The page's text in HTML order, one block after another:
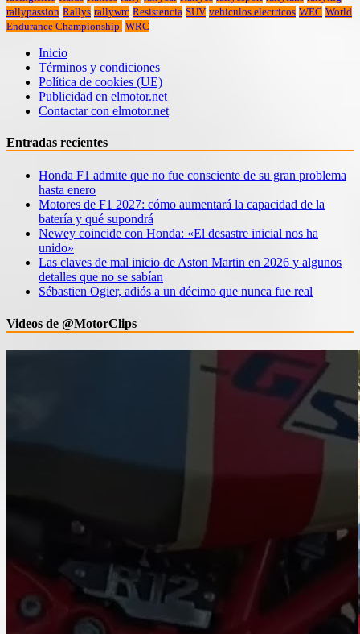
rallypassion Rallys rallywrc Resistencia SUV vehiculos electricos WEC World
Endurance Championship. WRC
Inicio
Términos y condiciones
Política de cookies (UE)
Publicidad en elmotor.net
Contactar con elmotor.net
Entradas recientes
Honda F1 admite que no fue consciente de su gran problema
hasta enero
Motores de F1 2027: cómo aumentará la capacidad de la
batería y qué supondrá
Newey coincide con Honda: «El desastre inicial nos ha
unido»
Las claves de mal inicio de Aston Martin en 2026 y algunos
detalles que no se sabían
Sébastien Ogier, adiós a un décimo que nunca fue real
Videos de @MotorClips